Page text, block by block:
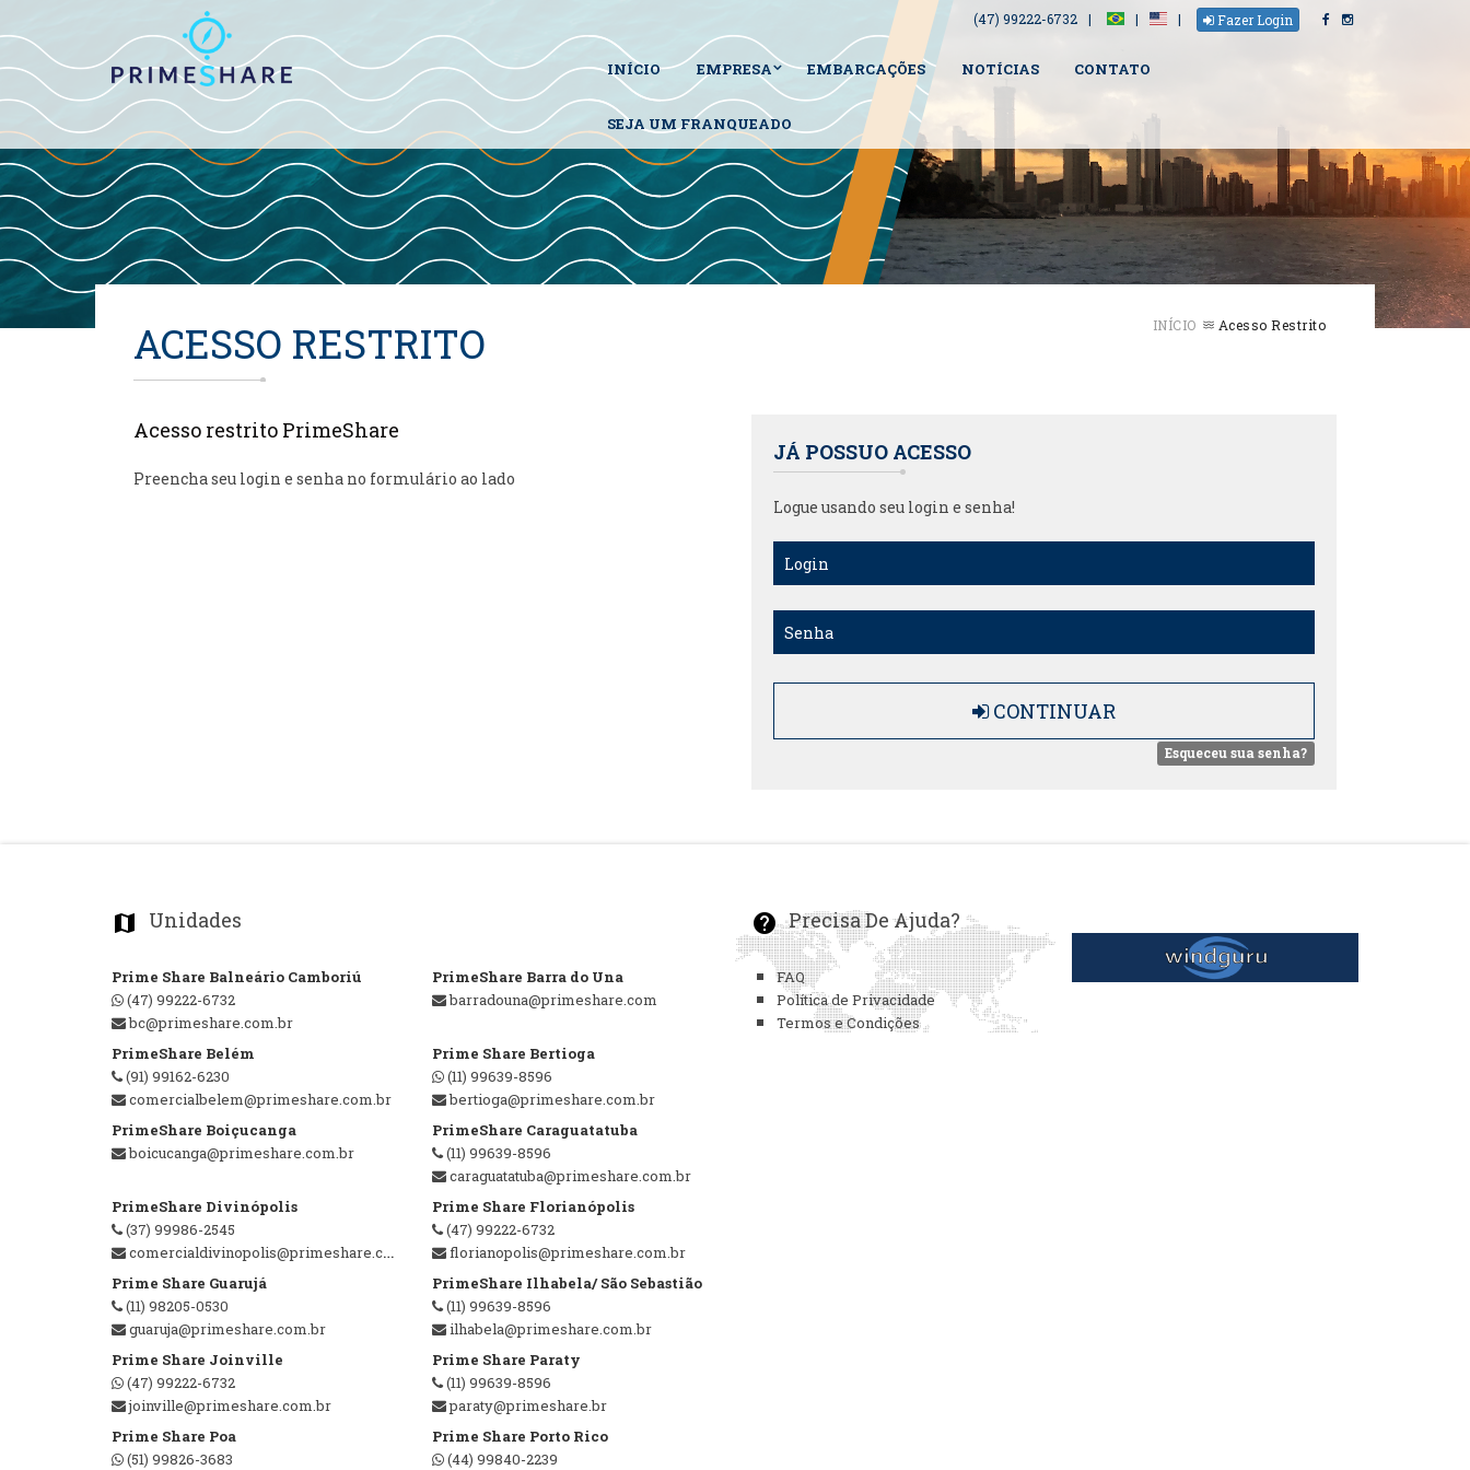
(47) 99222-6732 Fazer Login
INÍCIO EMPRESA EMBARCAÇÕES NOTÍCIAS CONTATO
SEJA UM FRANQUEADO
INÍCIO Acesso Restrito
ACESSO RESTRITO
Acesso restrito PrimeShare
Preencha seu login e senha no formulário ao lado
JÁ POSSUO ACESSO
Logue usando seu login e senha!
CONTINUAR
Esqueceu sua senha?
map_marker
Unidades
Prime Share Balneário Camboriú
(47) 99222-6732
bc@primeshare.com.br
PrimeShare Barra do Una
barradouna@primeshare.com
PrimeShare Belém
(91) 99162-6230
comercialbelem@primeshare.com.br
Prime Share Bertioga
(11) 99639-8596
bertioga@primeshare.com.br
PrimeShare Boiçucanga
boicucanga@primeshare.com.br
PrimeShare Caraguatatuba
(11) 99639-8596
caraguatatuba@primeshare.com.br
PrimeShare Divinópolis
(37) 99986-2545
comercialdivinopolis@primeshare.com.br
Prime Share Florianópolis
(47) 99222-6732
florianopolis@primeshare.com.br
Prime Share Guarujá
(11) 98205-0530
guaruja@primeshare.com.br
PrimeShare Ilhabela/ São Sebastião
(11) 99639-8596
ilhabela@primeshare.com.br
Prime Share Joinville
(47) 99222-6732
joinville@primeshare.com.br
Prime Share Paraty
(11) 99639-8596
paraty@primeshare.br
Prime Share Poa
(51) 99826-3683
Prime Share Porto Rico
(44) 99840-2239
help Precisa De Ajuda?
FAQ
Política de Privacidade
Termos e Condições